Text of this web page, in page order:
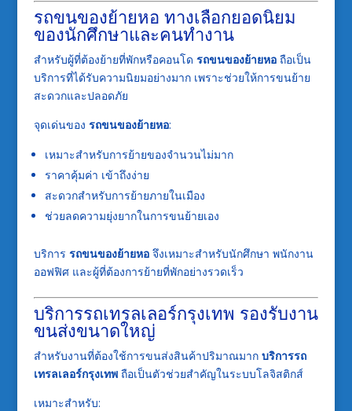
รถขนของย้ายหอ ทางเลือกยอดนิยม
ของนักศึกษาและคนทำงาน
สำหรับผู้ที่ต้องย้ายที่พักหรือคอนโด รถขนของย้ายหอถือเป็น
บริการที่ได้รับความนิยมอย่างมาก เพราะช่วยให้การขนย้าย
สะดวกและปลอดภัย
จุดเด่นของ รถขนของย้ายหอ:
เหมาะสำหรับการย้ายของจำนวนไม่มาก
ราคาคุ้มค่า เข้าถึงง่าย
สะดวกสำหรับการย้ายภายในเมือง
ช่วยลดความยุ่งยากในการขนย้ายเอง
บริการ รถขนของย้ายหอจึงเหมาะสำหรับนักศึกษา พนักงาน
ออฟฟิศ และผู้ที่ต้องการย้ายที่พักอย่างรวดเร็ว
บริการรถเทรลเลอร์กรุงเทพ รองรับงาน
ขนส่งขนาดใหญ่
สำหรับงานที่ต้องใช้การขนส่งสินค้าปริมาณมาก บริการรถ
เทรลเลอร์กรุงเทพถือเป็นตัวช่วยสำคัญในระบบโลจิสติกส์
เหมาะสำหรับ: